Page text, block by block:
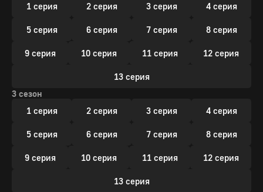
1 серия
2 серия 3 серия 4 серия
5 серия 6 серия 7 серия 8 серия
9 серия 10 серия 11 серия 12 серия
13 серия
3 сезон
1 серия
2 серия 3 серия 4 серия
5 серия 6 серия 7 серия 8 серия
9 серия 10 серия 11 серия 12 серия
13 серия